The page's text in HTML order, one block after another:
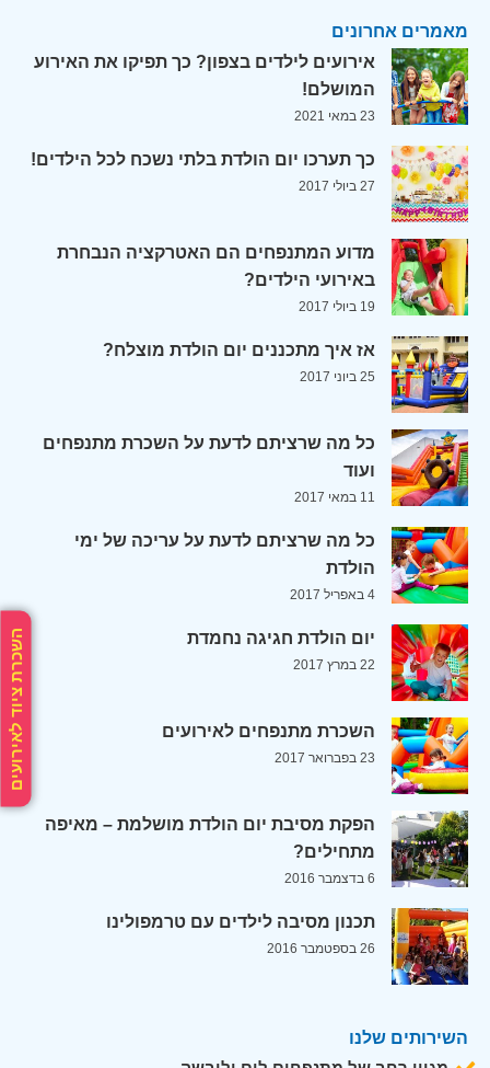
השכרת ציוד לאירועים
מאמרים אחרונים
אירועים לילדים בצפון? כך תפיקו את האירוע
המושלם!
23 במאי 2021
כך תערכו יום הולדת בלתי נשכח לכל הילדים!
27 ביולי 2017
מדוע המתנפחים הם האטרקציה הנבחרת
באירועי הילדים?
19 ביולי 2017
אז איך מתכננים יום הולדת מוצלח?
25 ביוני 2017
כל מה שרציתם לדעת על השכרת מתנפחים
ועוד
11 במאי 2017
כל מה שרציתם לדעת על עריכה של ימי
הולדת
4 באפריל 2017
יום הולדת חגיגה נחמדת
22 במרץ 2017
השכרת מתנפחים לאירועים
23 בפברואר 2017
הפקת מסיבת יום הולדת מושלמת – מאיפה
מתחילים?
6 בדצמבר 2016
תכנון מסיבה לילדים עם טרמפולינו
26 בספטמבר 2016
השירותים שלנו